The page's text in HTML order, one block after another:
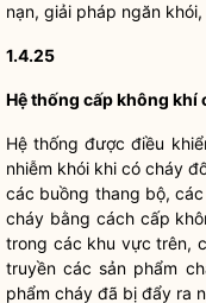
nạn, giải pháp ngăn
1.4.25
Hệ thống cấp không khí
Hệ thống được điều
nhiễm khói khi có cháy
các buồng thang bộ,
cháy bằng cách cấp
trong các khu vực trên,
truyền các sản phẩm
phẩm cháy đã bị đẩy ra